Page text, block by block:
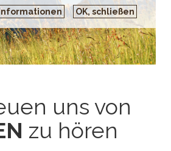
OK, schließen
uns von
zu hören